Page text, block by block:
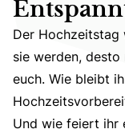
Der Hochzeitstag
Der
sie werden,
euch. Wie bleibt
Und wie feiert ihr